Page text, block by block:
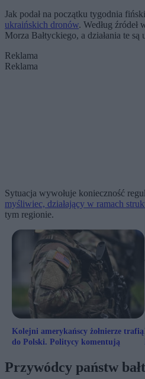
Jak podał na początku tygodnia
ukraińskich dronów. Według
Morza Bałtyckiego, a działania te
Reklama
Reklama
Sytuacja wywołuje konieczność
myśliwiec, działający w ramach
tym regionie.
Kolejni amerykańscy żołnierze trafią
do Polski. Politycy komentują
Przywódcy państw